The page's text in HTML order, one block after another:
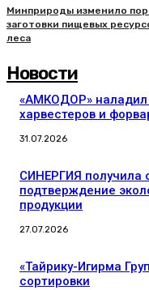
Минприроды изменило
заготовки пищевых
леса
Новости
«АМКОДОР» наладил
харвестеров и
31.07.2026
СИНЕРГИЯ получила
подтверждение
продукции
27.07.2026
«Тайрику-Игирма
сортировки